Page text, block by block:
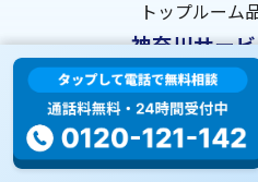
トップルーム
神奈川サー
〒243-
神奈川県海老名
埼玉サービ
〒350-1334 埼玉